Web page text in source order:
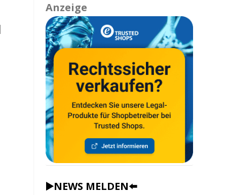
Anzeige
▶️NEWS MELDEN⬅️